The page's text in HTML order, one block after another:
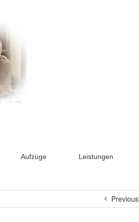
Aufzüge Leistungen
Previous